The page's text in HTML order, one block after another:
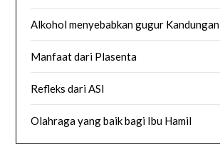
Alkohol menyebabkan gugur Kandungan
Manfaat dari Plasenta
Refleks dari ASI
Olahraga yang baik bagi Ibu Hamil